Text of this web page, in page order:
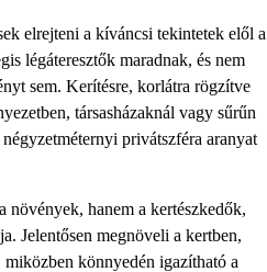
elrejteni a kíváncsi tekintetek elől a
légáteresztők maradnak, és nem
sem. Kerítésre, korlátra rögzítve
társasházaknál vagy sűrűn
privátszféra aranyat
hanem a kertészkedők,
Jelentősen megnöveli a kertben,
könnyedén igazítható a